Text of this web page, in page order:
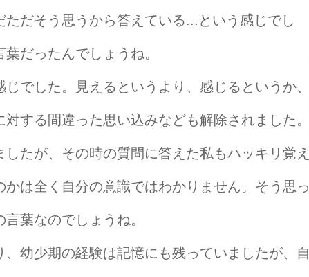
だそう思うから答えている...という感じでし
だったんでしょうね。
でした。見えるというより、感じるというか、
する間違った思い込みなども解除されました。
たが、その時の質問に答えた私もハッキリ覚え
は全く自分の意識ではわかりません。そう思っ
葉なのでしょうね。
幼少期の経験は記憶にも残っていましたが、自